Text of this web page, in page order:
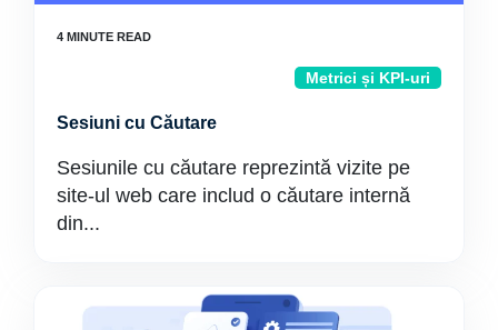
Metrici și KPI-uri
Sesiuni cu Căutare
Sesiunile cu căutare reprezintă vizite pe
site-ul web care includ o căutare internă
din...